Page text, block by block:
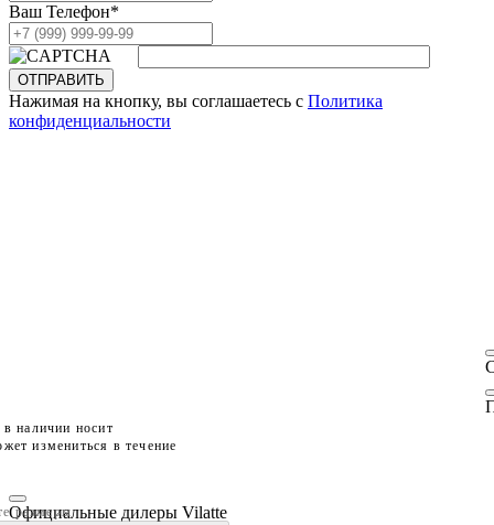
Ваш Телефон*
ОТПРАВИТЬ
Нажимая на кнопку, вы соглашаетесь с Политика
конфиденциальности
наличии носит
измениться в течение
размеры
Официальные дилеры Vilatte